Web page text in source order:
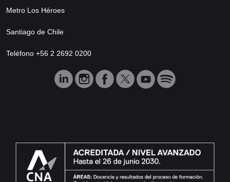
Metro Los Héroes
Santiago de Chile
Teléfono +56 2 2692 0200